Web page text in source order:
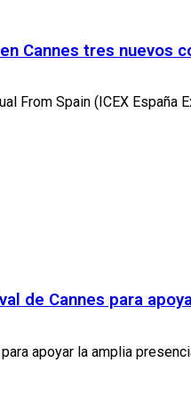
Cannes tres nuevos
From Spain (ICEX
de Cannes para
apoyar la amplia